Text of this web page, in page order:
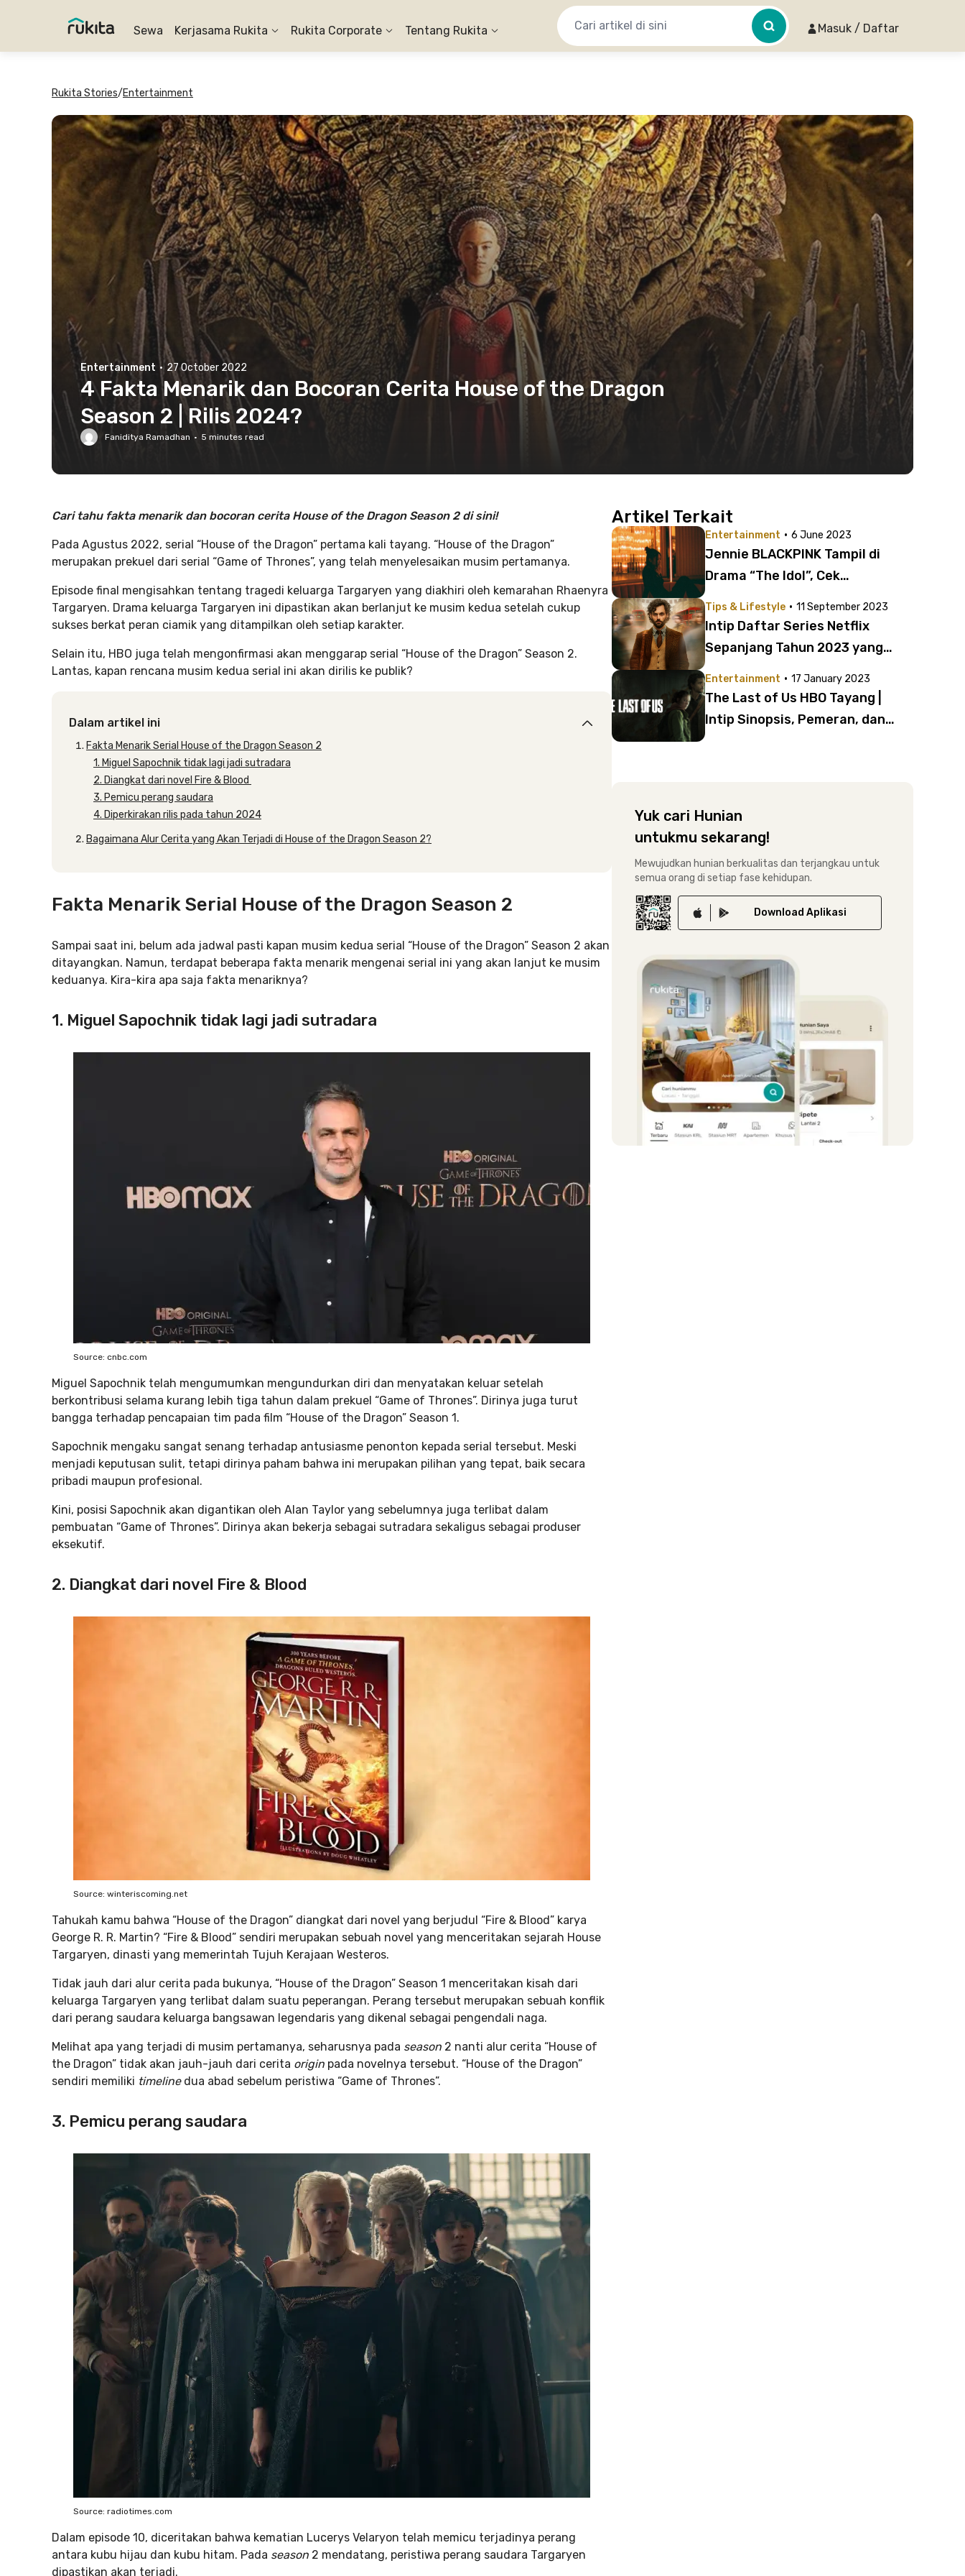
Sewa Kerjasama Rukita Rukita Corporate Tentang Rukita Masuk / Daftar
Rukita Stories/Entertainment
Entertainment · 27 October 2022
4 Fakta Menarik dan Bocoran Cerita House of the Dragon
Season 2 | Rilis 2024?
Faniditya Ramadhan · 5 minutes read
Cari tahu fakta menarik dan bocoran cerita House of the Dragon Season 2 di sini!
Pada Agustus 2022, serial “House of the Dragon” pertama kali tayang. “House of the Dragon”
merupakan prekuel dari serial “Game of Thrones”, yang telah menyelesaikan musim pertamanya.
Episode final mengisahkan tentang tragedi keluarga Targaryen yang diakhiri oleh kemarahan Rhaenyra
Targaryen. Drama keluarga Targaryen ini dipastikan akan berlanjut ke musim kedua setelah cukup
sukses berkat peran ciamik yang ditampilkan oleh setiap karakter.
Selain itu, HBO juga telah mengonfirmasi akan menggarap serial “House of the Dragon” Season 2.
Lantas, kapan rencana musim kedua serial ini akan dirilis ke publik?
Dalam artikel ini
Fakta Menarik Serial House of the Dragon Season 2
1. Miguel Sapochnik tidak lagi jadi sutradara
2. Diangkat dari novel Fire & Blood
3. Pemicu perang saudara
4. Diperkirakan rilis pada tahun 2024
Bagaimana Alur Cerita yang Akan Terjadi di House of the Dragon Season 2?
Fakta Menarik Serial House of the Dragon Season 2
Sampai saat ini, belum ada jadwal pasti kapan musim kedua serial “House of the Dragon” Season 2 akan
ditayangkan. Namun, terdapat beberapa fakta menarik mengenai serial ini yang akan lanjut ke musim
keduanya. Kira-kira apa saja fakta menariknya?
1. Miguel Sapochnik tidak lagi jadi sutradara
Source: cnbc.com
Miguel Sapochnik telah mengumumkan mengundurkan diri dan menyatakan keluar setelah
berkontribusi selama kurang lebih tiga tahun dalam prekuel “Game of Thrones”. Dirinya juga turut
bangga terhadap pencapaian tim pada film “House of the Dragon” Season 1.
Sapochnik mengaku sangat senang terhadap antusiasme penonton kepada serial tersebut. Meski
menjadi keputusan sulit, tetapi dirinya paham bahwa ini merupakan pilihan yang tepat, baik secara
pribadi maupun profesional.
Kini, posisi Sapochnik akan digantikan oleh Alan Taylor yang sebelumnya juga terlibat dalam
pembuatan “Game of Thrones”. Dirinya akan bekerja sebagai sutradara sekaligus sebagai produser
eksekutif.
2. Diangkat dari novel Fire & Blood
Source: winteriscoming.net
Tahukah kamu bahwa “House of the Dragon” diangkat dari novel yang berjudul “Fire & Blood” karya
George R. R. Martin? “Fire & Blood” sendiri merupakan sebuah novel yang menceritakan sejarah House
Targaryen, dinasti yang memerintah Tujuh Kerajaan Westeros.
Tidak jauh dari alur cerita pada bukunya, “House of the Dragon” Season 1 menceritakan kisah dari
keluarga Targaryen yang terlibat dalam suatu peperangan. Perang tersebut merupakan sebuah konflik
dari perang saudara keluarga bangsawan legendaris yang dikenal sebagai pengendali naga.
Melihat apa yang terjadi di musim pertamanya, seharusnya pada season 2 nanti alur cerita “House of
the Dragon” tidak akan jauh-jauh dari cerita origin pada novelnya tersebut. “House of the Dragon”
sendiri memiliki timelinedua abad sebelum peristiwa “Game of Thrones”.
3. Pemicu perang saudara
Source: radiotimes.com
Dalam episode 10, diceritakan bahwa kematian Lucerys Velaryon telah memicu terjadinya perang
antara kubu hijau dan kubu hitam. Pada season 2 mendatang, peristiwa perang saudara Targaryen
dipastikan akan terjadi.
Artikel Terkait
Entertainment · 6 June 2023
Jennie BLACKPINK Tampil di
Drama “The Idol”, Cek
Tips & Lifestyle · 11 September 2023
Intip Daftar Series Netflix
Sepanjang Tahun 2023 yang
Semua!
Entertainment · 17 January 2023
The Last of Us HBO Tayang |
Intip Sinopsis, Pemeran, dan
Yuk cari Hunian
untukmu sekarang!
Mewujudkan hunian berkualitas dan terjangkau untuk
semua orang di setiap fase kehidupan.
Download Aplikasi